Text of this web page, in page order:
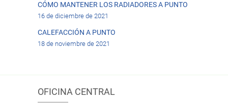
CÓMO MANTENER LOS RADIADORES A PUNTO
16 de diciembre de 2021
CALEFACCIÓN A PUNTO
18 de noviembre de 2021
OFICINA CENTRAL